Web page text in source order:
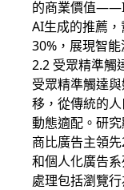
的商業價值
AI生成的推薦
30%，展現智
2.2 受眾精準觸
受眾精準觸達
移，從傳統的
動態適配。研
商比廣告主領
和個人化廣告
處理包括瀏覽